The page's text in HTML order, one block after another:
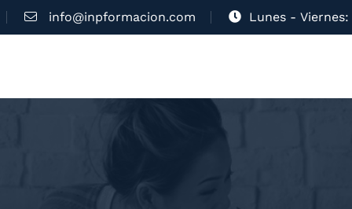
info@inpformacion.com Lunes -